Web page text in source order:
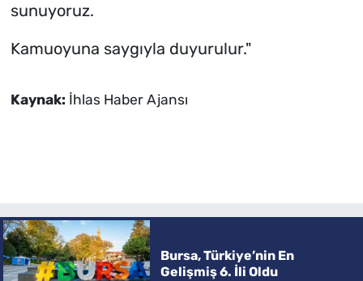
sunuyoruz.
Kamuoyuna saygıyla duyurulur."
Kaynak: İhlas Haber Ajansı
Bursa, Türkiye’nin En
Gelişmiş 6. İli Oldu